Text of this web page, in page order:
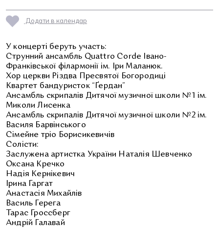
Додати в календар
У концерті беруть участь:
Струнний ансамбль Quattro Corde Івано-
Франківської філармонії ім. Іри Маланюк.
Хор церкви Різдва Пресвятої Богородиці
Квартет бандуристок “Ґердан”
Ансамбль скрипалів Дитячої музичної школи №1 ім.
Миколи Лисенка
Ансамбль скрипалів Дитячої музичної школи №2 ім.
Василя Барвінського
Сімейне тріо Борисикевичів
Солісти:
Заслужена артистка України Наталія Шевченко
Оксана Кречко
Надія Кернікевич
Ірина Гаргат
Анастасія Михайлів
Василь Герега
Тарас Гроссберг
Андрій Галавай